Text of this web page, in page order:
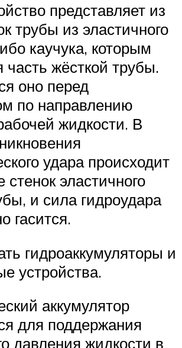
представляет из
трубы из эластичного
каучука, которым
часть жёсткой трубы.
оно перед
по направлению
жидкости. В
удара происходит
стенок эластичного
и сила гидроудара
гасится.
гидроаккумуляторы и
устройства.
аккумулятор
для поддержания
давления жидкости в